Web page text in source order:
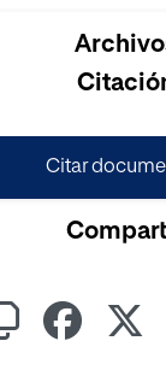
Cargando...
Citar